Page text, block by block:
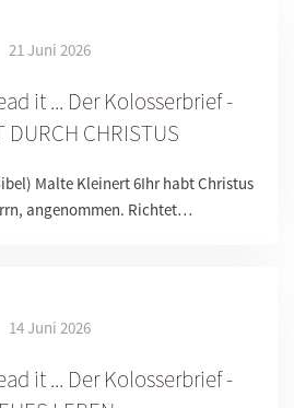
21 Juni 2026
it ... Der Kolosserbrief -
DURCH CHRISTUS
Malte Kleinert 6Ihr habt Christus
angenommen. Richtet…
14 Juni 2026
it ... Der Kolosserbrief -